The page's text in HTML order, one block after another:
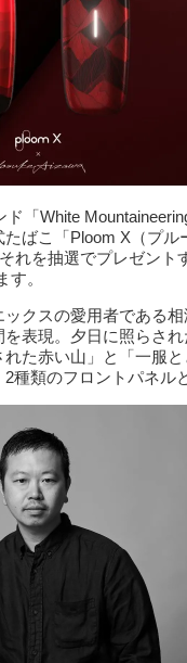
「White
ばこ「Ploom X（プ
れを抽選でプレゼント
。
クスの愛用者である
表現。夕日に照らさ
た赤い山」と「一服
類のフロントパネル